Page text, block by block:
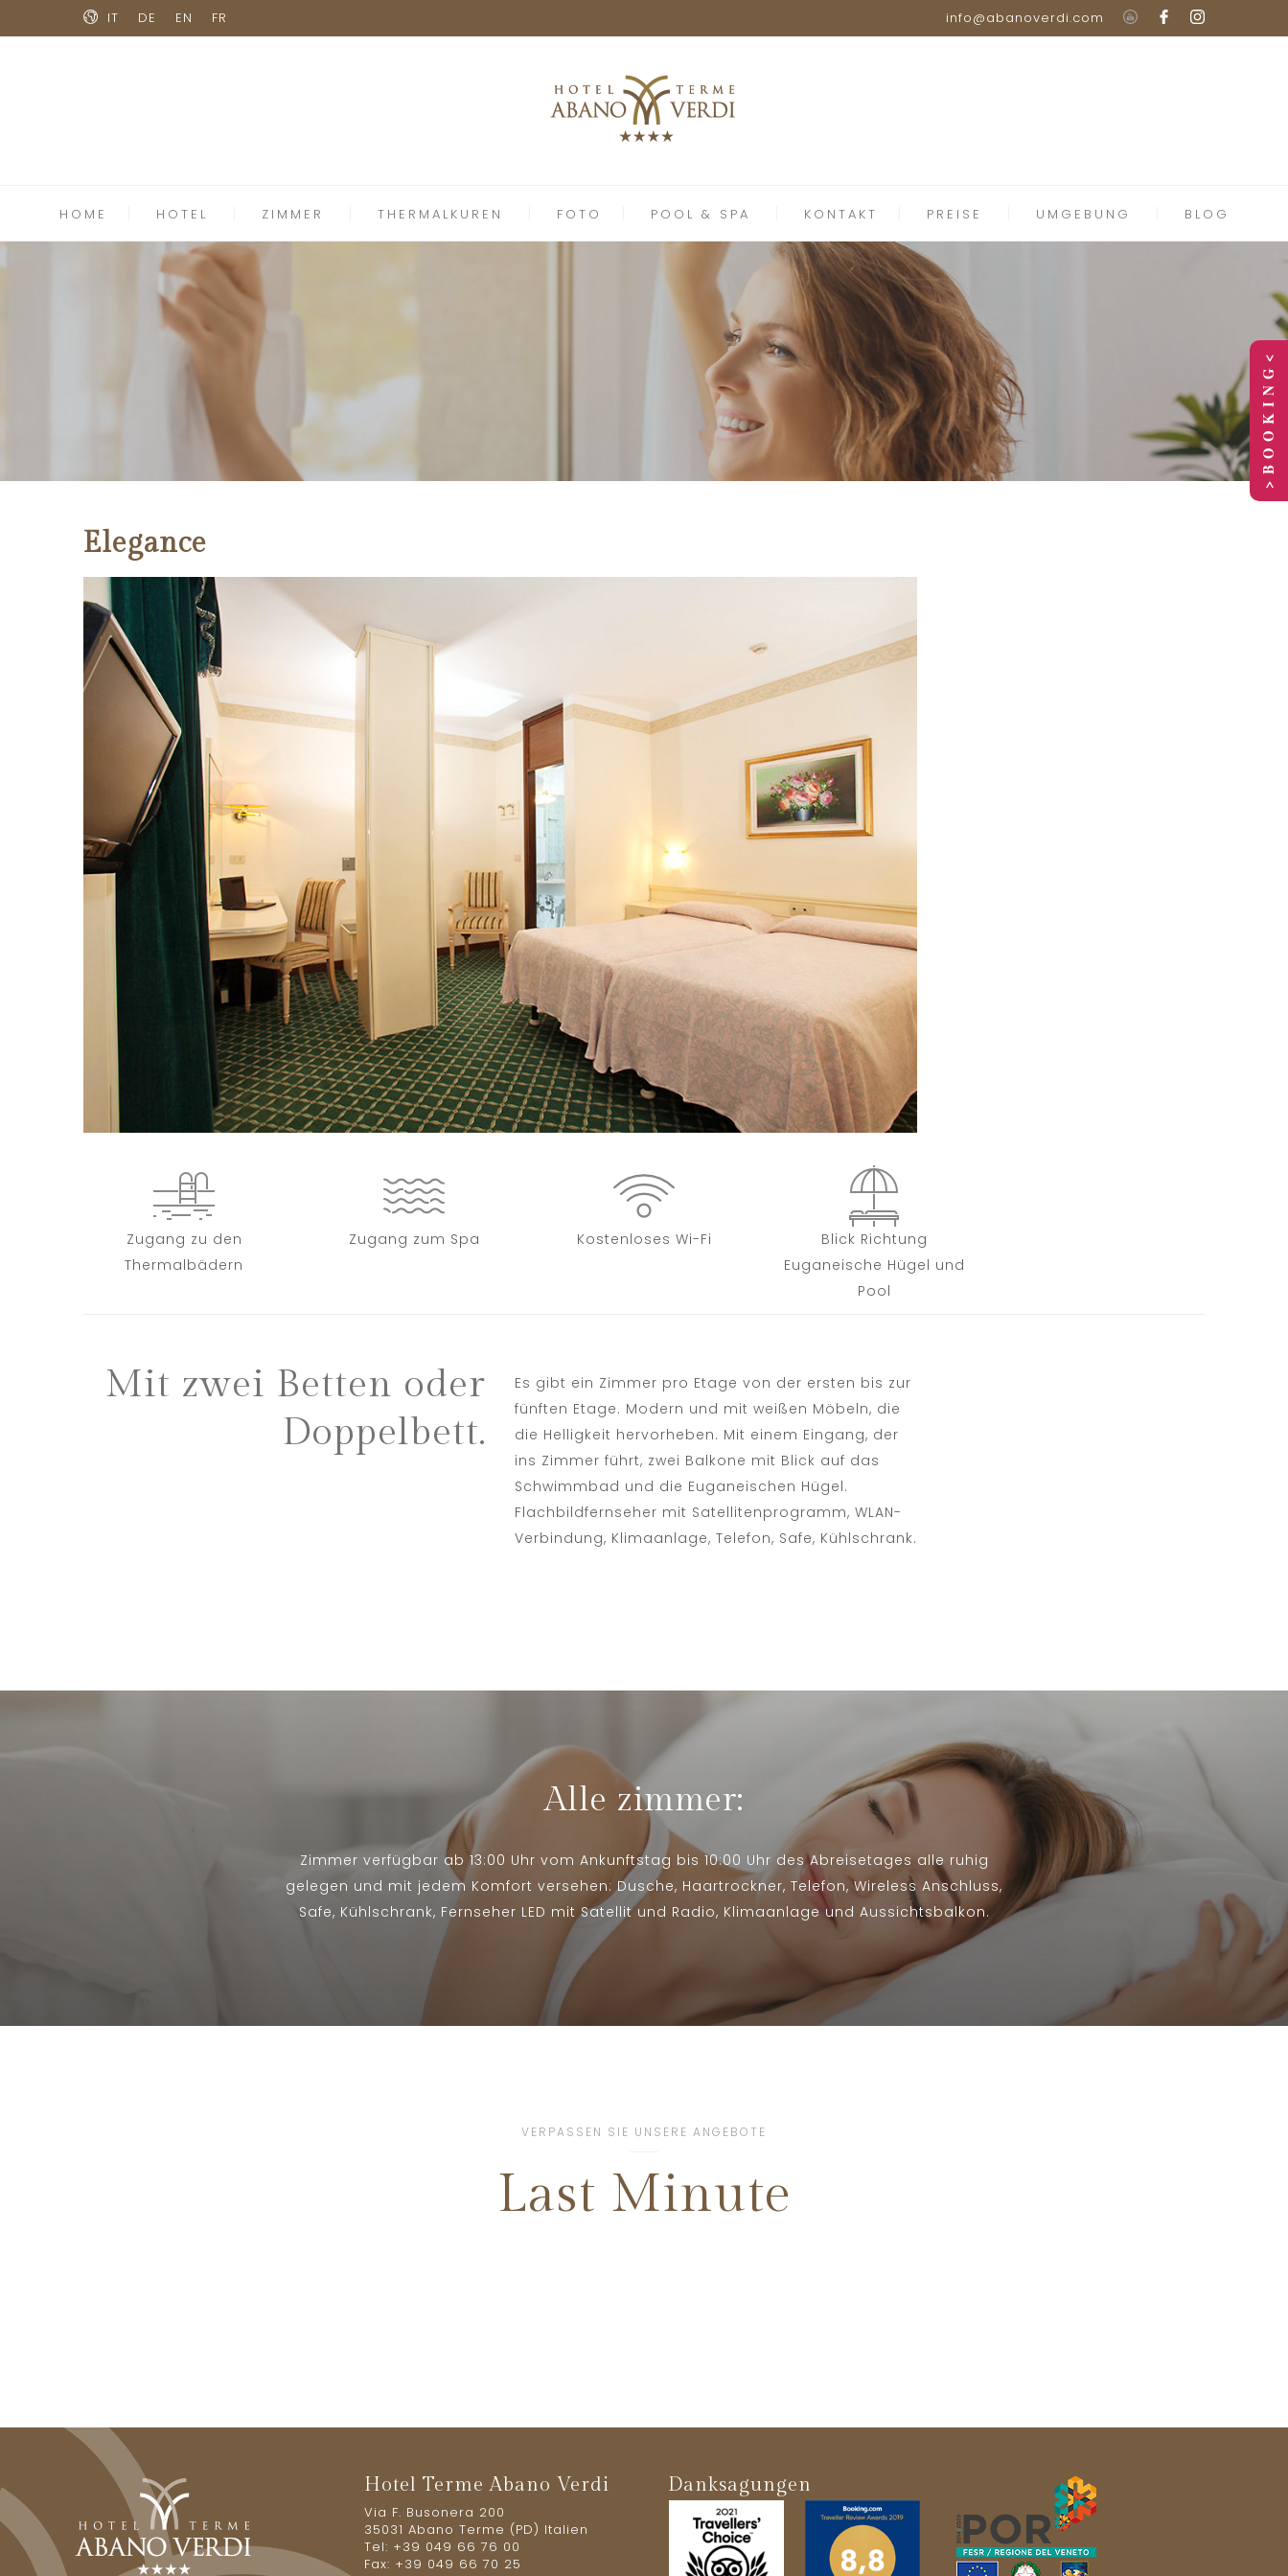
IT DE EN FR info@abanoverdi.com
HOME HOTEL ZIMMER THERMALKUREN FOTO POOL & SPA KONTAKT PREISE UMGEBUNG BLOG
Elegance
Zugang zu den
Thermalbädern
Zugang zum Spa Kostenloses Wi-Fi
Blick Richtung
Euganeische Hügel und
Pool
Mit zwei Betten oder
Doppelbett.
Es gibt ein Zimmer pro Etage von der ersten bis zur
fünften Etage. Modern und mit weißen Möbeln, die
die Helligkeit hervorheben. Mit einem Eingang, der
ins Zimmer führt, zwei Balkone mit Blick auf das
Schwimmbad und die Euganeischen Hügel.
Flachbildfernseher mit Satellitenprogramm, WLAN-
Verbindung, Klimaanlage, Telefon, Safe, Kühlschrank.
Alle zimmer:
Zimmer verfügbar ab 13:00 Uhr vom Ankunftstag bis 10:00 Uhr des Abreisetages alle ruhig
gelegen und mit jedem Komfort versehen: Dusche, Haartrockner, Telefon, Wireless Anschluss,
Safe, Kühlschrank, Fernseher LED mit Satellit und Radio, Klimaanlage und Aussichtsbalkon.
VERPASSEN SIE UNSERE ANGEBOTE
Last Minute
Hotel Terme Abano Verdi
Via F. Busonera 200
35031 Abano Terme (PD) Italien
Tel: +39 049 66 76 00
Fax: +39 049 66 70 25
Danksagungen
> B O O K I N G <